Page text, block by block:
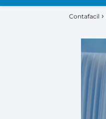
Contafacil